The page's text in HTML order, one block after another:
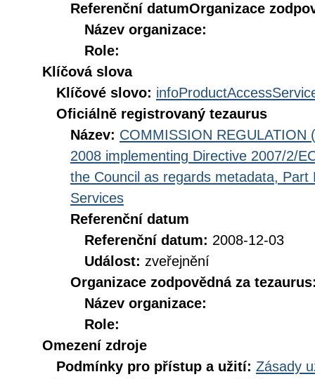
Referenční datumOrganizace
Název organizace:
Role:
Klíčová slova
Klíčové slovo:
Oficiálně registrovaný tezaurus
Název: COMMISSION REGULATION
2008 implementing Directive 2007/2/
the Council as regards metadata,
Services
Referenční datum
Referenční datum: 2008-12-03
Událost: zveřejnění
Organizace zodpovědná za
Název organizace:
Role:
Omezení zdroje
Podmínky pro přístup a užití: Zásady